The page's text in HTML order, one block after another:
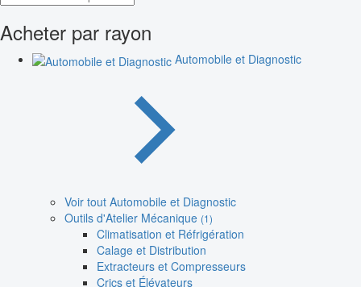
Acheter par rayon
Automobile et Diagnostic
Voir tout Automobile et Diagnostic
Outils d'Atelier Mécanique (1)
Climatisation et Réfrigération
Calage et Distribution
Extracteurs et Compresseurs
Crics et Élévateurs